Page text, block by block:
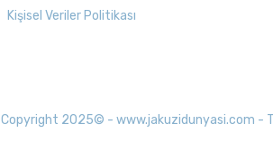
Kişisel Veriler Politikası
Copyright 2025© - www.jakuzidunyasi.com -